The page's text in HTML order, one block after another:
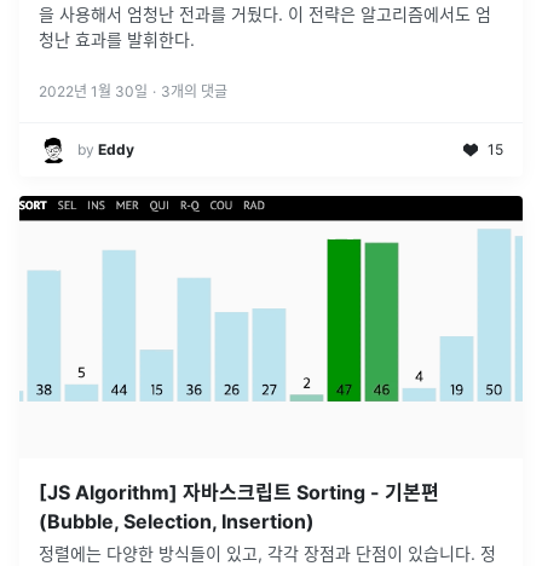
을 사용해서 엄청난 전과를 거뒀다. 이 전략은 알고리즘에서도 엄
청난 효과를 발휘한다.
2022년 1월 30일 · 3개의 댓글
by Eddy 15
[JS Algorithm] 자바스크립트 Sorting - 기본편
(Bubble, Selection, Insertion)
정렬에는 다양한 방식들이 있고, 각각 장점과 단점이 있습니다. 정